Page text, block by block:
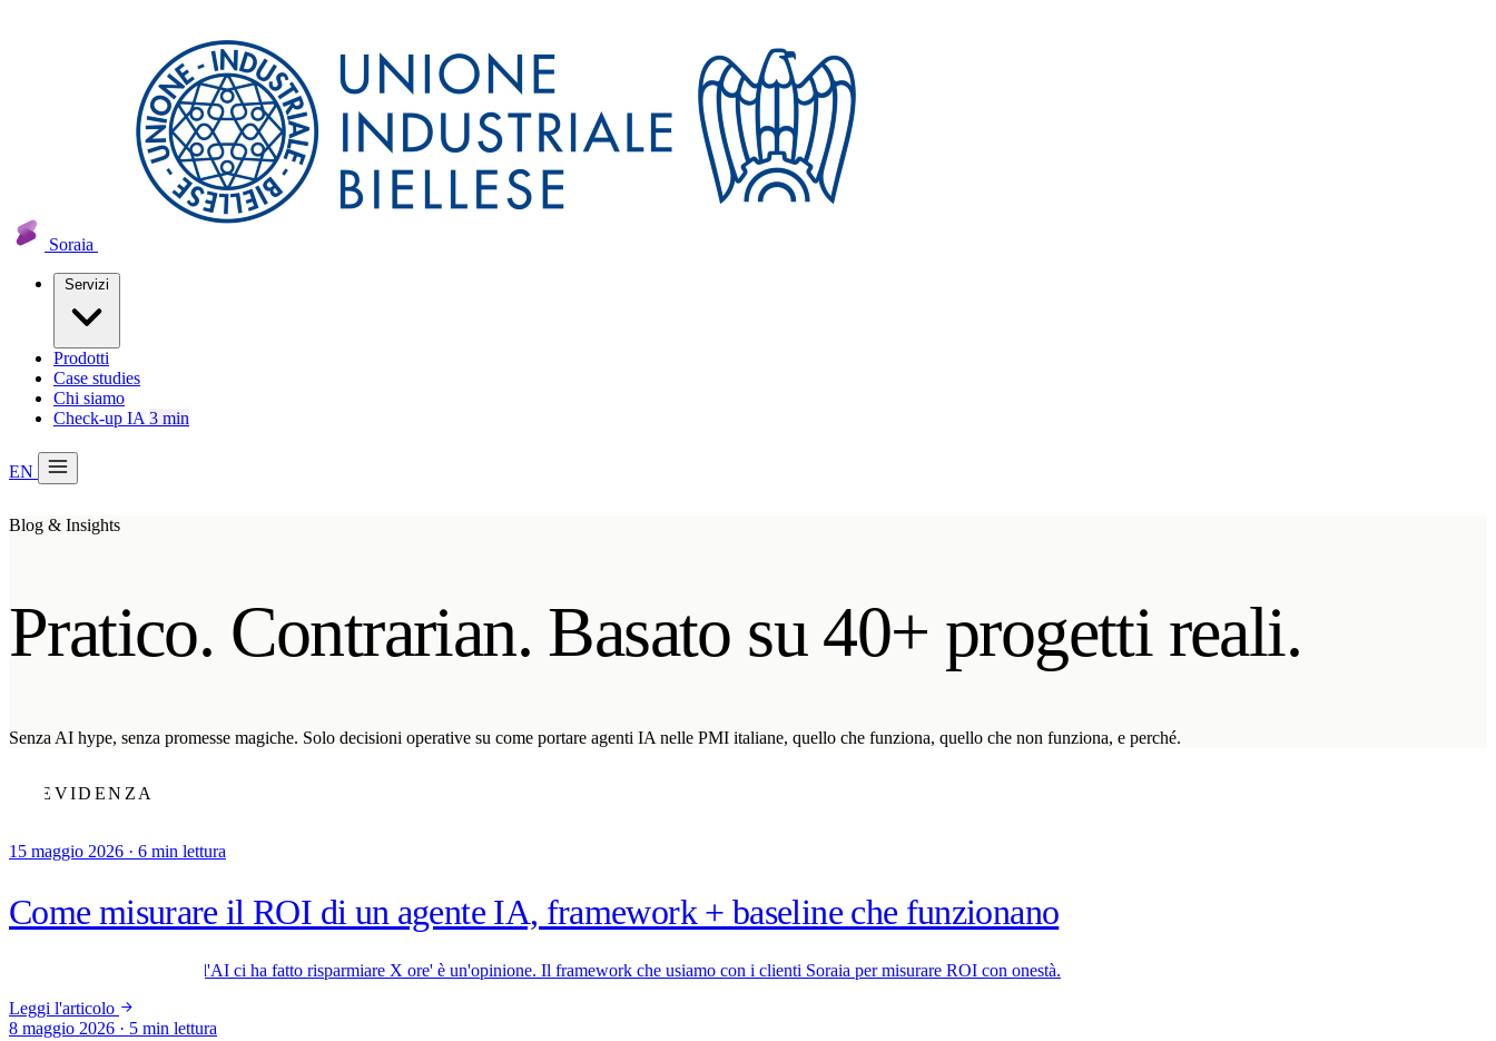
Soraia
Servizi
Prodotti
Case studies
Chi siamo
Check-up IA 3 min
EN
Soraia
Case studies
Check-up IA
Associati a
Blog & Insights
Pratico. Contrarian. Basato su 40+ progetti reali.
Senza AI hype, senza promesse magiche. Solo decisioni operative su come portare agenti IA nelle PMI italiane, quello che funziona, quello che non funziona, e perché.
IN EVIDENZA
15 maggio 2026 · 6 min lettura
Come misurare il ROI di un agente IA, framework + baseline che funzionano
Senza baseline, ogni claim 'l'AI ci ha fatto risparmiare X ore' è un'opinione. Il framework che usiamo con i clienti Soraia per misurare ROI con onestà.
Leggi l'articolo
8 maggio 2026 · 5 min lettura